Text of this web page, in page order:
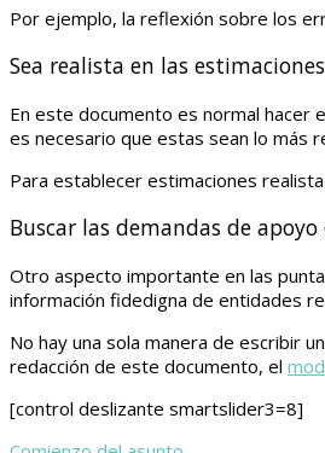
Por ejemplo, la reflexión sobre los
Sea realista en las
En este documento es normal hacer
es necesario que estas sean lo más
Para establecer estimaciones
Buscar las demandas de
Otro aspecto importante en las
información fidedigna de entidades
No hay una sola manera de escribir
redacción de este documento, el
[control deslizante smartslider3=8]